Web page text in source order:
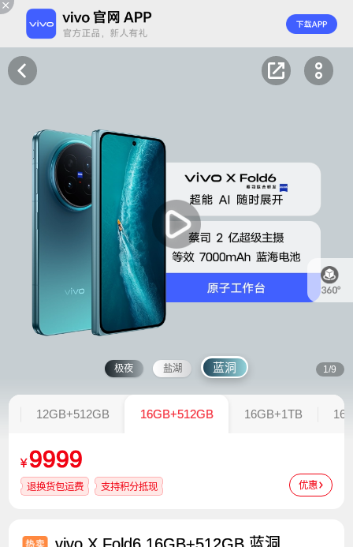
1/9
极夜 盐湖 蓝洞
12GB+512GB 16GB+512GB 16GB+1TB
¥9999
退换货包运费 支持积分抵现 优惠